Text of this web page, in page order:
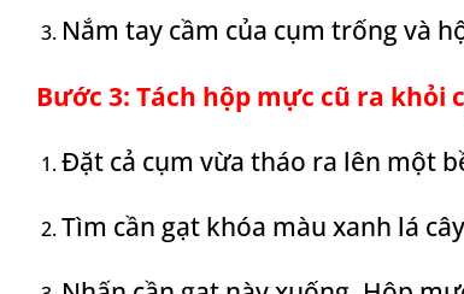
Nắm tay cầm của cụm trống và
Bước 3: Tách hộp mực cũ ra khỏi
Đặt cả cụm vừa tháo ra lên một
Tìm cần gạt khóa màu xanh lá